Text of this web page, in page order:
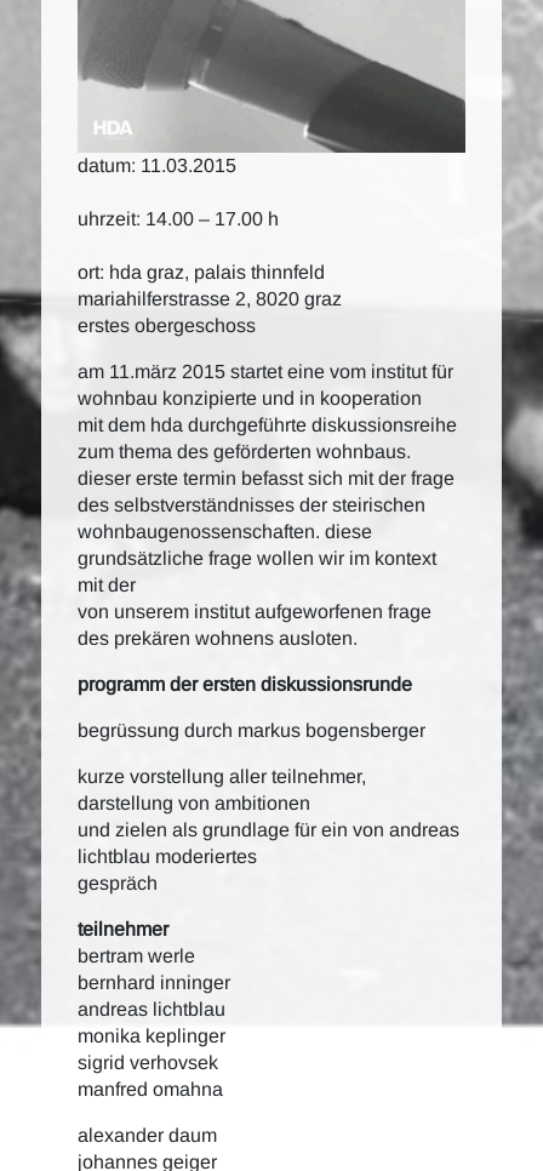
datum: 11.03.2015
uhrzeit: 14.00 – 17.00 h
ort: hda graz, palais thinnfeld
mariahilferstrasse 2, 8020 graz
erstes obergeschoss
am 11.märz 2015 startet eine vom institut für
wohnbau konzipierte und in kooperation
mit dem hda durchgeführte diskussionsreihe
zum thema des geförderten wohnbaus.
dieser erste termin befasst sich mit der frage
des selbstverständnisses der steirischen
wohnbaugenossenschaften. diese
grundsätzliche frage wollen wir im kontext
mit der
von unserem institut aufgeworfenen frage
des prekären wohnens ausloten.
programm der ersten diskussionsrunde
begrüssung durch markus bogensberger
kurze vorstellung aller teilnehmer,
darstellung von ambitionen
und zielen als grundlage für ein von andreas
lichtblau moderiertes
gespräch
teilnehmer
bertram werle
bernhard inninger
andreas lichtblau
monika keplinger
sigrid verhovsek
manfred omahna
alexander daum
johannes geiger